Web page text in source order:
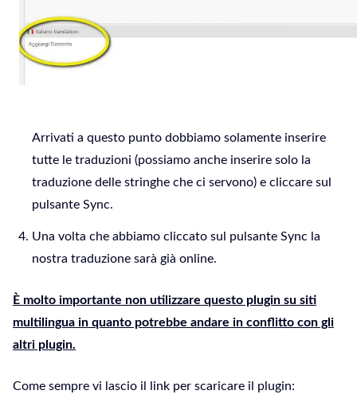
Arrivati a questo punto dobbiamo solamente inserire
tutte le traduzioni (possiamo anche inserire solo la
traduzione delle stringhe che ci servono) e cliccare sul
pulsante Sync.
Una volta che abbiamo cliccato sul pulsante Sync la
nostra traduzione sarà già online.
È molto importante non utilizzare questo plugin su siti
multilingua in quanto potrebbe andare in conflitto con gli
altri plugin.
Come sempre vi lascio il link per scaricare il plugin: